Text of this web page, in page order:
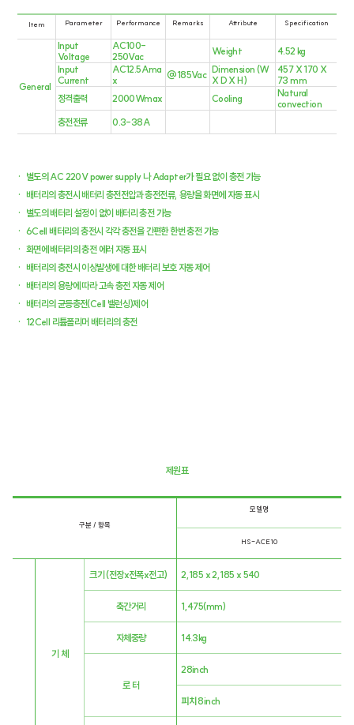
​제원표
구분 / 항목
모델명
HS-ACE10
기 체
크기 (전장x전폭x전고)
축간거리
자체중량
로 터
2,185 x 2,185 x 540
1,475(mm)
14.3kg
28inch
피치 8inch
Item Parameter
Input
Voltage
Performance Remarks Attribute Specification
General
Input
Current
정격출력
충전전류
AC100-
250Vac
AC12.5Ama
x
2000Wmax
0.3-38A
@185Vac
Weight
Dimension (W
X D X H)
Cooling
Natural
convection
457 X 170 X
73 mm
4.52 kg
​· 별도의 AC 220V power supply 나 Adapter가 필요 없이 충전 가능
​· 배터리의 충전시 배터리 충전전압과 충전전류, 용량을 화면에 자동 표시
​· 별도의 배터리 설정이 없이 배터리 충전 가능
​· 6Cell 배터리의 충전시 각각 충전을 간편한 한번 충전 가능
​· 화면에 배터리의 충전 에러 자동 표시
​· 배터리의 충전시 이상발생에 대한 배터리 보호 자동 제어
​· 배터리의 용량에 따라 고속 충전 자동 제어
​· 배터리의 균등충전(Cell 밸런싱)제어
​· 12Cell 리튬폴리머 배터리의 충전